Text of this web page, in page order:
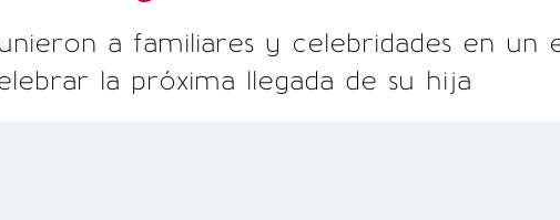
a familiares y celebridades en un
la próxima llegada de su hija